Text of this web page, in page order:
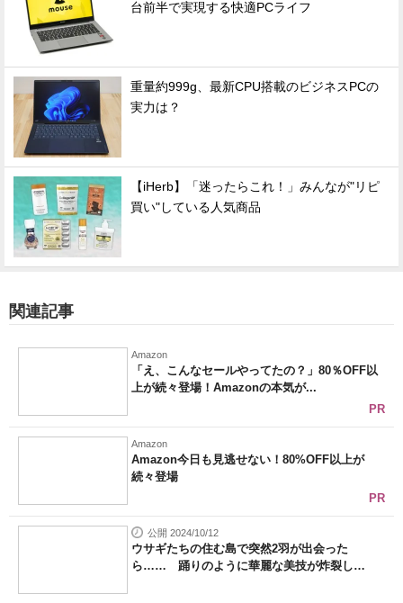
台前半で実現する快適PCライフ
重量約999g、最新CPU搭載のビジネスPCの
実力は？
【iHerb】「迷ったらこれ！」みんなが"リピ
買い"している人気商品
関連記事
Amazon
「え、こんなセールやってたの？」80％OFF以
上が続々登場！Amazonの本気が...
PR
Amazon
Amazon今日も見逃せない！80%OFF以上が
続々登場
PR
公開 2024/10/12
ウサギたちの住む島で突然2羽が出会った
ら…… 踊りのように華麗な美技が炸裂し